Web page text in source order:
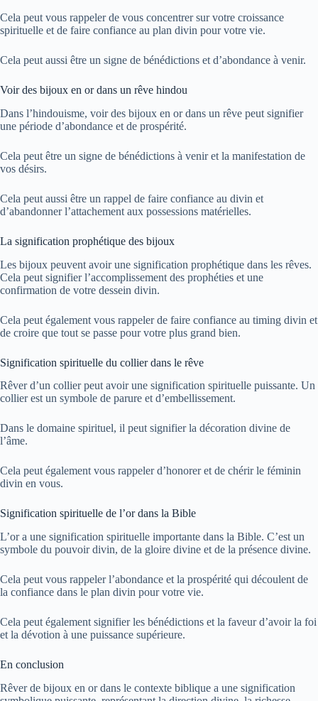
Cela peut vous rappeler de vous concentrer sur votre croissance
spirituelle et de faire confiance au plan divin pour votre vie.
Cela peut aussi être un signe de bénédictions et d’abondance à venir.
Voir des bijoux en or dans un rêve hindou
Dans l’hindouisme, voir des bijoux en or dans un rêve peut signifier
une période d’abondance et de prospérité.
Cela peut être un signe de bénédictions à venir et la manifestation de
vos désirs.
Cela peut aussi être un rappel de faire confiance au divin et
d’abandonner l’attachement aux possessions matérielles.
La signification prophétique des bijoux
Les bijoux peuvent avoir une signification prophétique dans les rêves.
Cela peut signifier l’accomplissement des prophéties et une
confirmation de votre dessein divin.
Cela peut également vous rappeler de faire confiance au timing divin et
de croire que tout se passe pour votre plus grand bien.
Signification spirituelle du collier dans le rêve
Rêver d’un collier peut avoir une signification spirituelle puissante. Un
collier est un symbole de parure et d’embellissement.
Dans le domaine spirituel, il peut signifier la décoration divine de
l’âme.
Cela peut également vous rappeler d’honorer et de chérir le féminin
divin en vous.
Signification spirituelle de l’or dans la Bible
L’or a une signification spirituelle importante dans la Bible. C’est un
symbole du pouvoir divin, de la gloire divine et de la présence divine.
Cela peut vous rappeler l’abondance et la prospérité qui découlent de
la confiance dans le plan divin pour votre vie.
Cela peut également signifier les bénédictions et la faveur d’avoir la foi
et la dévotion à une puissance supérieure.
En conclusion
Rêver de bijoux en or dans le contexte biblique a une signification